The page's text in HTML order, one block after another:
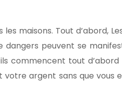
maisons. Tout d’abord,
peuvent se
commencent tout
argent sans que vous